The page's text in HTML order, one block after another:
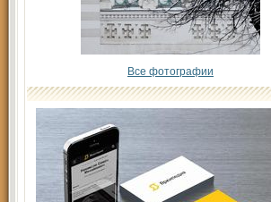
Все фотографии